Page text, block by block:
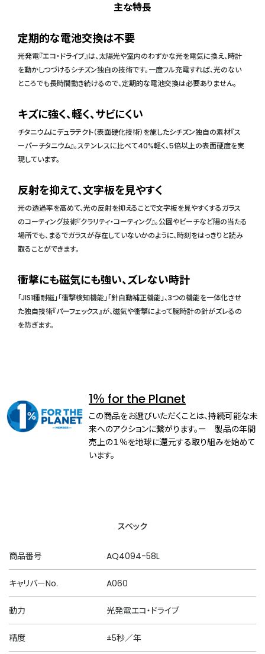
主な特長
定期的な電池交換は不要
光発電『エコ・ドライブ』は、太陽光や室内のわずかな光を電気に換え、時計
を動かしつづけるシチズン独自の技術です。一度フル充電すれば、光のない
ところでも長時間動き続けるので、定期的な電池交換は必要ありません。
キズに強く、軽く、サビにくい
チタニウムにデュラテクト（表面硬化技術）を施したシチズン独自の素材『ス
ーパーチタニウム』。ステンレスに比べて40%軽く、5倍以上の表面硬度を実
現しています。
反射を抑えて、文字板を見やすく
光の透過率を高めて、光の反射を抑えることで文字板を見やすくするガラス
のコーティング技術『クラリティ・コーティング』。公園やビーチなど陽の当たる
場所でも、まるでガラスが存在していないかのように、時刻をはっきりと読み
取ることができます。
衝撃にも磁気にも強い、ズレない時計
「JIS1種耐磁」「衝撃検知機能」「針自動補正機能」、3つの機能を一体化させ
た独自技術『パーフェックス』が、磁気や衝撃によって腕時計の針がズレるの
を防ぎます。
1％ for the Planet
この商品をお選びいただくことは、持続可能な未
来へのアクションに繋がります。ー 製品の年間
売上の１％を地球に還元する取り組みを始めて
います。
スペック
商品番号 AQ4094-58L
キャリバーNo. A060
動力 光発電エコ・ドライブ
精度 ±5秒／年